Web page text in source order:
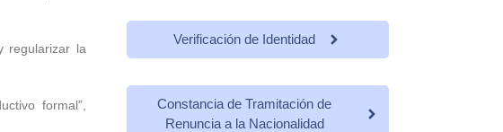
regularizar la
formal”,
Verificación de Identidad
Constancia de Tramitación de
Renuncia a la Nacionalidad